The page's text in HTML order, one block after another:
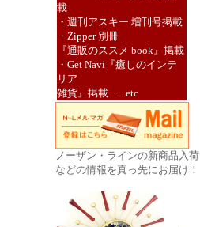
載
・週刊アスキー 増刊号掲載
・Zipper 別冊
『通販のススメ book』掲載
・Get Navi『癒しのインテ
リア
雑貨』掲載 ...etc
ノーザン・ラインの新商品入荷
などの情報を真っ先にお届け！